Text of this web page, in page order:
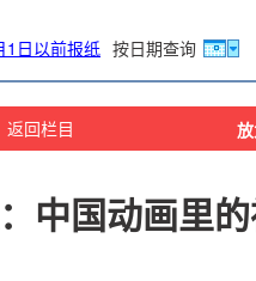
1日以前报纸 按日期查询
返回栏目
中国动画里